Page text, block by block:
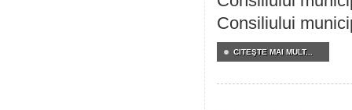
Consiliului
CITEŞTE MAI MULT...